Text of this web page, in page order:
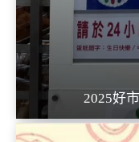
2025好